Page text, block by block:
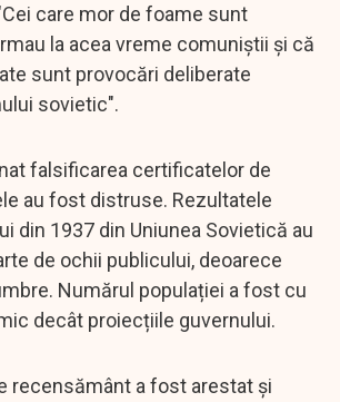
care mor de foame sunt
la acea vreme comuniștii și că
sunt provocări deliberate
sovietic".
falsificarea certificatelor de
au fost distruse. Rezultatele
din 1937 din Uniunea Sovietică au
de ochii publicului, deoarece
Numărul populației a fost cu
decât proiecțiile guvernului.
recensământ a fost arestat și